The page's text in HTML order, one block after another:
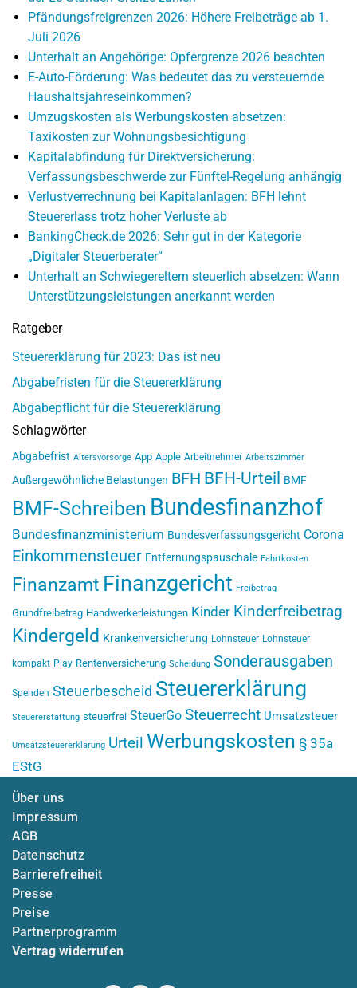
Pfändungsfreigrenzen 2026: Höhere Freibeträge ab 1.
Juli 2026
Unterhalt an Angehörige: Opfergrenze 2026 beachten
E-Auto-Förderung: Was bedeutet das zu versteuernde
Haushaltsjahreseinkommen?
Umzugskosten als Werbungskosten absetzen:
Taxikosten zur Wohnungsbesichtigung
Kapitalabfindung für Direktversicherung:
Verfassungsbeschwerde zur Fünftel-Regelung anhängig
Verlustverrechnung bei Kapitalanlagen: BFH lehnt
Steuererlass trotz hoher Verluste ab
BankingCheck.de 2026: Sehr gut in der Kategorie
„Digitaler Steuerberater“
Unterhalt an Schwiegereltern steuerlich absetzen: Wann
Unterstützungsleistungen anerkannt werden
Ratgeber
Steuererklärung für 2023: Das ist neu
Abgabefristen für die Steuererklärung
Abgabepflicht für die Steuererklärung
Schlagwörter
Abgabefrist Altersvorsorge App Apple Arbeitnehmer Arbeitszimmer
Außergewöhnliche Belastungen BFH BFH-Urteil BMF
BMF-Schreiben Bundesfinanzhof
Bundesfinanzministerium Bundesverfassungsgericht Corona
Einkommensteuer Entfernungspauschale Fahrtkosten
Finanzamt Finanzgericht Freibetrag
Grundfreibetrag Handwerkerleistungen Kinder Kinderfreibetrag
Kindergeld Krankenversicherung Lohnsteuer Lohnsteuer
kompakt Play Rentenversicherung Scheidung Sonderausgaben
Spenden Steuerbescheid Steuererklärung
Steuererstattung steuerfrei SteuerGo Steuerrecht Umsatzsteuer
Umsatzsteuererklärung Urteil Werbungskosten § 35a
EStG
Über uns
Impressum
AGB
Datenschutz
Barrierefreiheit
Presse
Preise
Partnerprogramm
Vertrag widerrufen